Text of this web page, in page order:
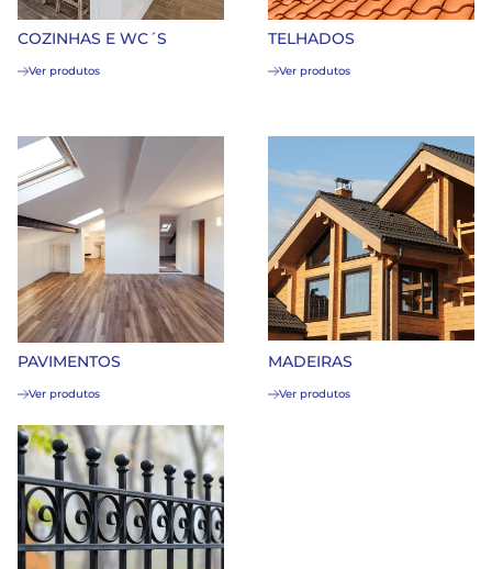
COZINHAS E WC´S
Ver produtos
TELHADOS
Ver produtos
PAVIMENTOS
Ver produtos
MADEIRAS
Ver produtos